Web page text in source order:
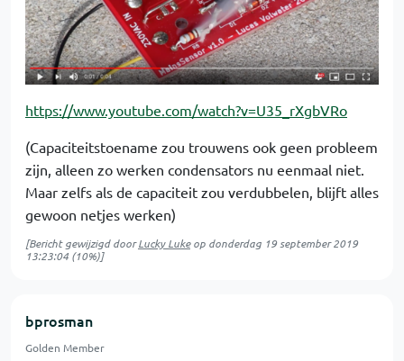
https://www.youtube.com/watch?v=U35_rXgbVRo
(Capaciteitstoename zou trouwens ook geen probleem
zijn, alleen zo werken condensators nu eenmaal niet.
Maar zelfs als de capaciteit zou verdubbelen, blijft alles
gewoon netjes werken)
[Bericht gewijzigd doorLucky Lukeop donderdag 19 september 2019
13:23:04 (10%)]
bprosman
Golden Member